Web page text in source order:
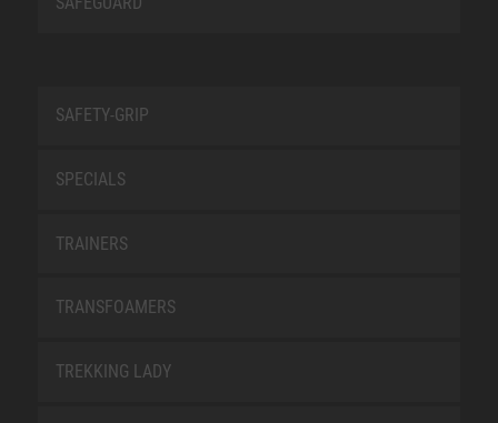
SAFETY-GRIP
SPECIALS
TRAINERS
TRANSFOAMERS
TREKKING LADY